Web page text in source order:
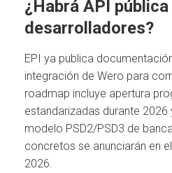
¿Habrá API pública
desarrolladores?
EPI ya publica
integración de Wero para
roadmap incluye apertura
estandarizadas durante 2026
modelo PSD2/PSD3 de
concretos se anunciarán en
2026.